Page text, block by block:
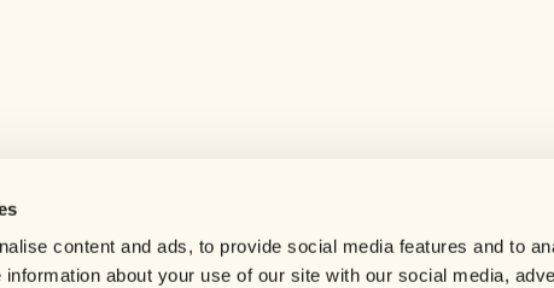
content and ads, to provide social media features and to
about your use of our site with our social media,
Careers
Contact us